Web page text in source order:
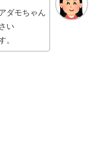
ダモちゃん
い
。